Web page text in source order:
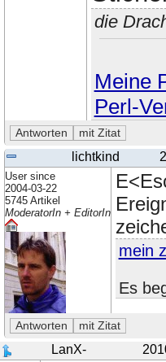
die
Meine
Perl-
lichtkind
User since
2004-03-22
5745 Artikel
ModeratorIn + EditorIn
mein
Es
LanX-